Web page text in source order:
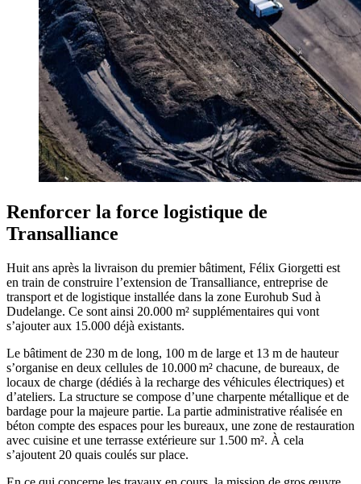
Renforcer la force logistique de
Transalliance
Huit ans après la livraison du premier bâtiment, Félix Giorgetti est
en train de construire l’extension de Transalliance, entreprise de
transport et de logistique installée dans la zone Eurohub Sud à
Dudelange. Ce sont ainsi 20.000 m² supplémentaires qui vont
s’ajouter aux 15.000 déjà existants.
Le bâtiment de 230 m de long, 100 m de large et 13 m de hauteur
s’organise en deux cellules de 10.000 m² chacune, de bureaux, de
locaux de charge (dédiés à la recharge des véhicules électriques) et
d’ateliers. La structure se compose d’une charpente métallique et de
bardage pour la majeure partie. La partie administrative réalisée en
béton compte des espaces pour les bureaux, une zone de restauration
avec cuisine et une terrasse extérieure sur 1.500 m². À cela
s’ajoutent 20 quais coulés sur place.